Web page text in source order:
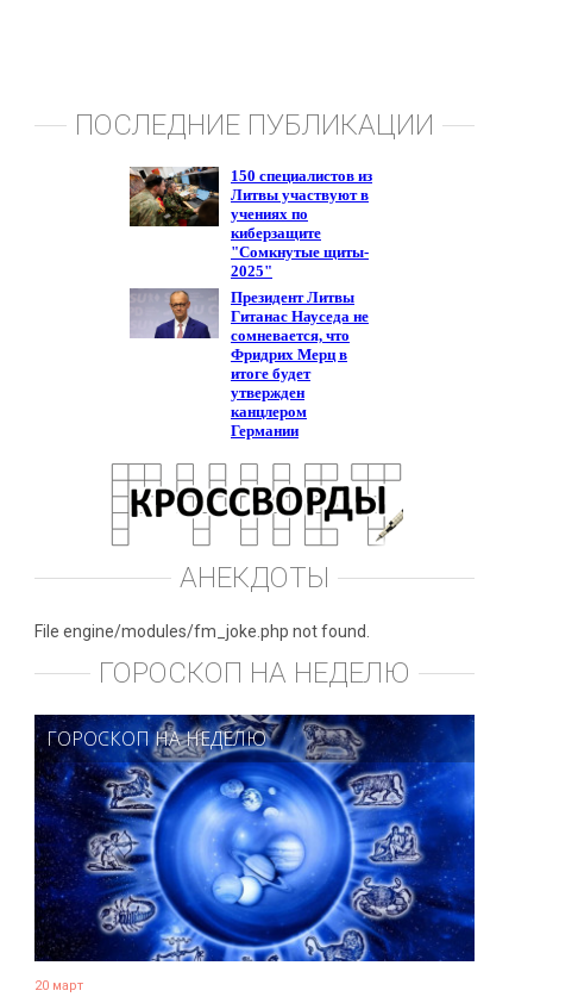
ПОСЛЕДНИЕ ПУБЛИКАЦИИ
АНЕКДОТЫ
File engine/modules/fm_joke.php not found.
ГОРОСКОП НА НЕДЕЛЮ
ГОРОСКОП НА НЕДЕЛЮ
20 март